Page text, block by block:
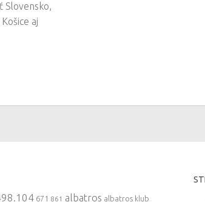
Slovensko,
aj
671 861 albatros albatros klub